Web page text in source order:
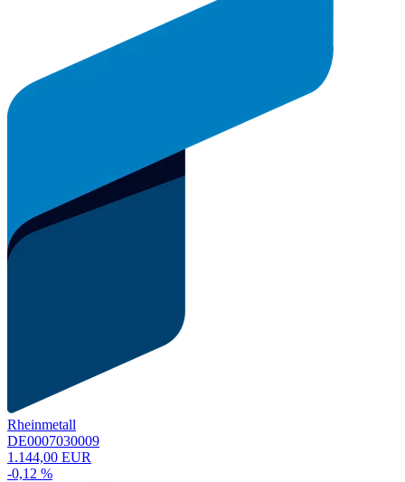
Rheinmetall
DE0007030009
1.144,00 EUR
-0,12 %